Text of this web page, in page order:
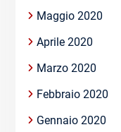
Maggio 2020
Aprile 2020
Marzo 2020
Febbraio 2020
Gennaio 2020